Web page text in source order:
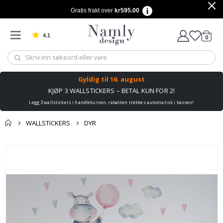
Gratis frakt over kr595.00
4.1 Basert på 1034 stemmer 0varer
Gyldig til 16. august
KJØP 3 WALLSTICKERS – BETAL KUN FOR 2!
Legg 3 wallstickers i handlekurven, rabatten trekkes automatisk i kassen!
WALLSTICKERS DYR